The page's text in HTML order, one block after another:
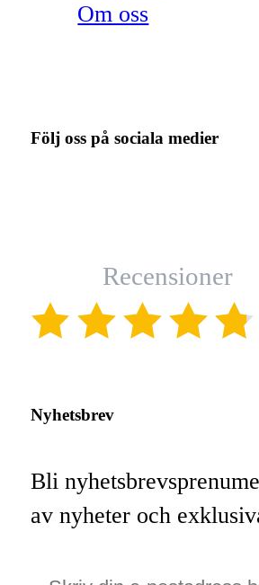
Om oss
Följ oss på sociala medier
Recensioner
Nyhetsbrev
Bli
av nyheter och